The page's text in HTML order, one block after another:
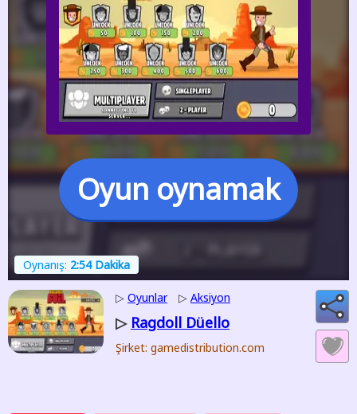
Oyun oynamak
Oynanış: 2:54 Dakika
▷ Oyunlar ▷ Aksiyon
▷ Ragdoll Düello
Şirket: gamedistribution.com